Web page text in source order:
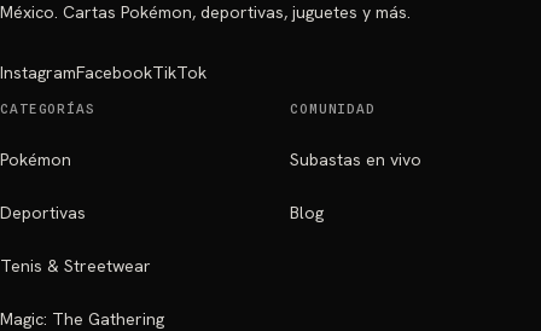
México. Cartas Pokémon, deportivas, juguetes y más.
InstagramFacebookTikTok
CATEGORÍAS
Pokémon
Deportivas
Tenis & Streetwear
Magic: The Gathering
COMUNIDAD
Subastas en vivo
Blog